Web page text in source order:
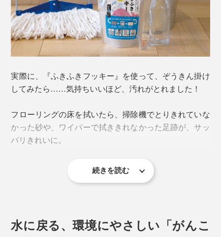
ぞうきん掛けって、掃除機やワイパーが入れない場所ま
で手が届くから、実は、掃除に欠かせませんが、
「すぐ、ぞうきんが真っ黒になって、洗っても落ちな
わからない」
「ぞうきんを洗ったバケツの水も、すぐ真っ黒。なんど
「床用、窓ガラス用と、ぞうきんも、洗剤も、分けない
といけないから手間」
実際に、『ふきふきフッキー』を使って、ぞうきん掛け
してみたら……気持ちいいほど、汚れがとれました！
フローリングの床を拭いたら、掃除機でとりきれていな
かった砂や、ワイパーで拭ききれなかった足跡が、サッ
パリきれいに。
続きを読む
水に戻る、環境にやさしい「がんこ